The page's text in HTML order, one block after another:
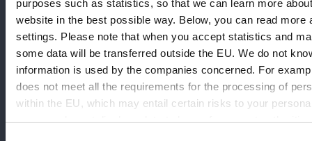
purposes such as statistics, so that we can learn more
website in the best possible way. Below, you can read more
settings. Please note that when you accept statistics and
some data will be transferred outside the EU. We do not
information is used by the companies concerned. For
does not meet all the requirements for the processing of
within the EU, which may entail certain risks to your
Mölndals Bro 7
431 30 Mölndal
Karlstad
Kungsgatan 12
652 24 Karlstad